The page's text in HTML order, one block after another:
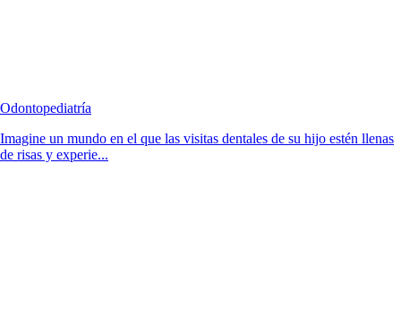
Odontopediatría
Imagine un mundo en el que las visitas dentales de su hijo estén llenas
de risas y experie...